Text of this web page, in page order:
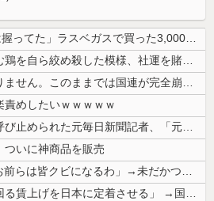
「2年間、たぶん1日4回は握ってた」ラスベガスで買った3,000円のキ...
フジテレビが金の卵を産む鶏を自ら絞め殺した模様、社運を賭けたドル箱コン...
国連事務総長「お金がありません。このままでは国連が完全崩壊します。助け...
責めしたいｗｗｗｗｗ
後輩記者に歩道橋近くで呼び止められた元毎日新聞記者、「元毎日と名乗って...
ついに神商品を販売
謎の勢力「AI発展したらお前らは皆クビになるわ」→未だかつてAIのせい...
高市総理「物価上昇を上回る賃上げを日本に定着させる」 →国家公務員月給...